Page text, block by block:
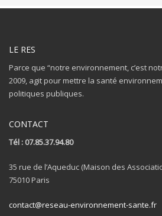
LE RES
Parce que “notre environnement, c’est
2009, agit pour mettre la santé
politiques publiques.
CONTACT
Tél : 07.85.37.94.80
35 rue de l’Aqueduc (Maison des
75010 Paris
contact@reseau-environnement-sante.fr